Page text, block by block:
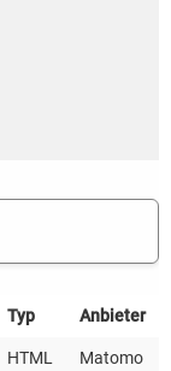
Typ Anbieter
HTML Matomo